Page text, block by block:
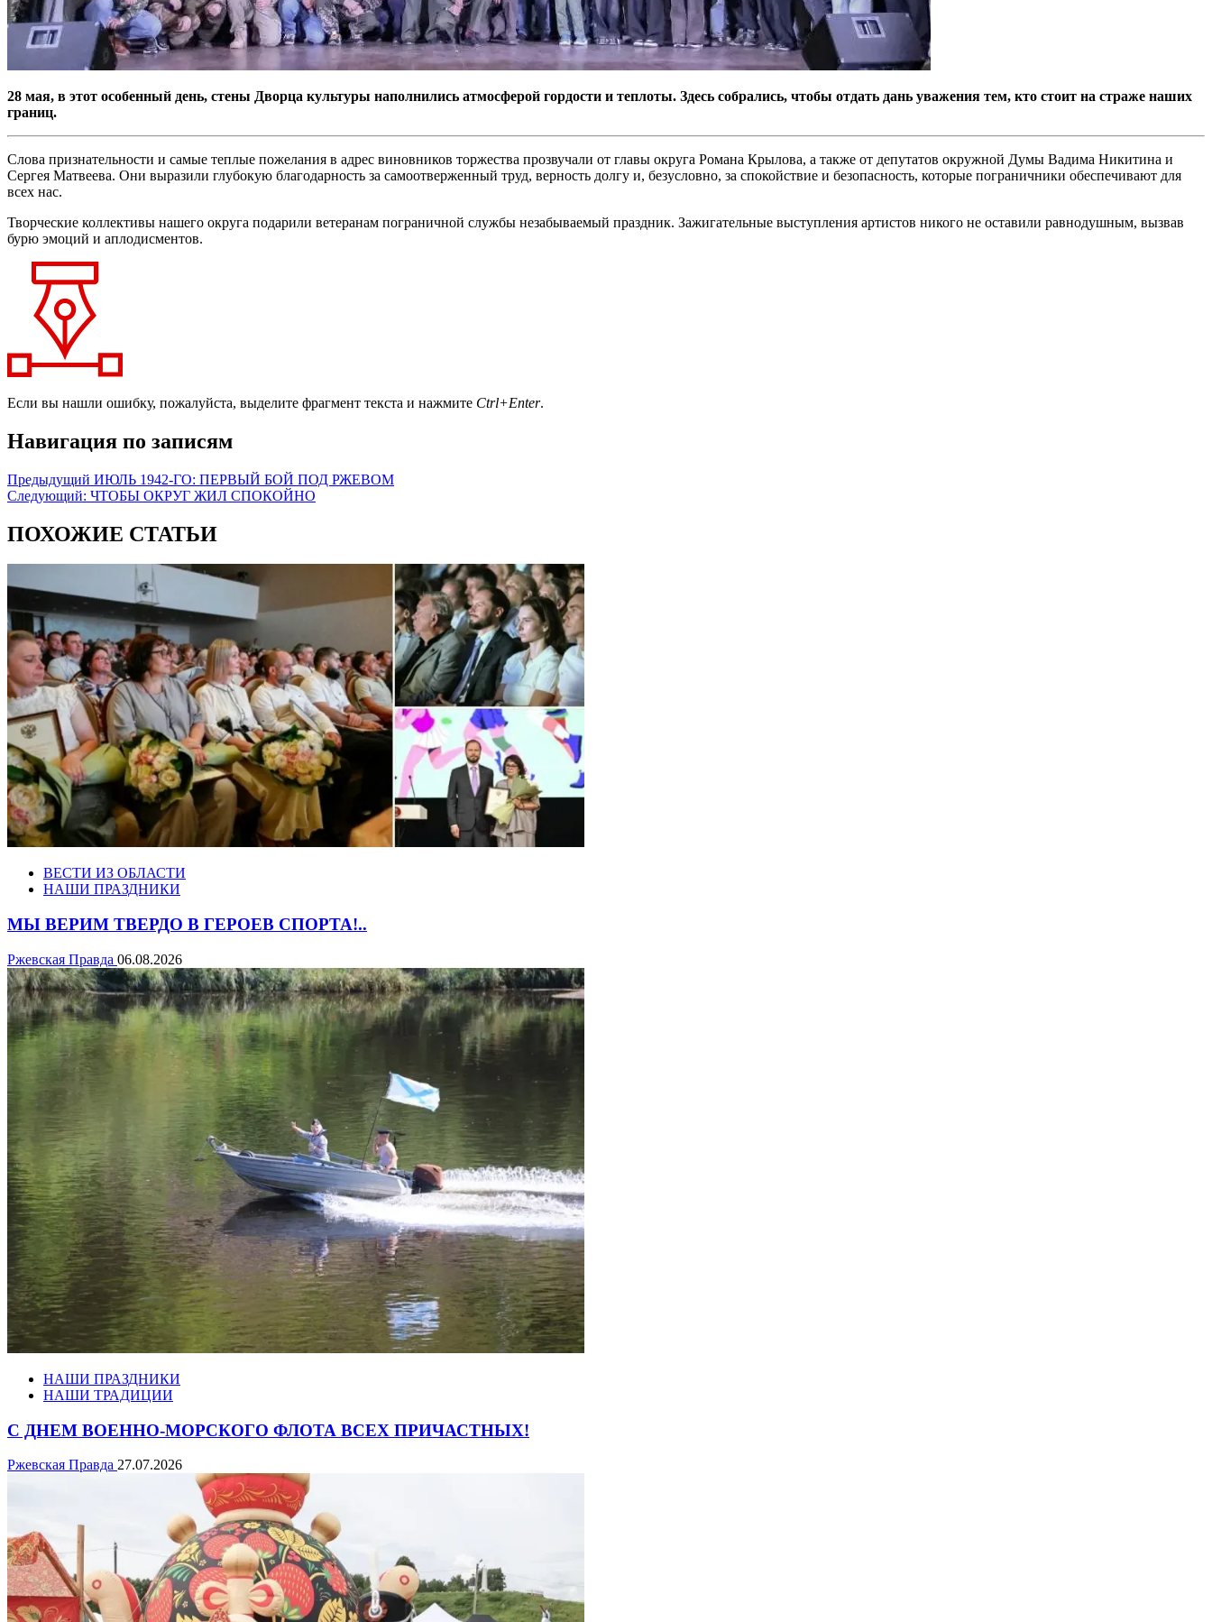
28 мая, в этот особенный день, стены Дворца культуры наполнились атмосферой гордости и теплоты. Здесь собрались, чтобы отдать дань уважения тем, кто стоит на страже наших
границ.
Слова признательности и самые теплые пожелания в адрес виновников торжества прозвучали от главы округа Романа Крылова, а также от депутатов окружной Думы Вадима Никитина и
Сергея Матвеева. Они выразили глубокую благодарность за самоотверженный труд, верность долгу и, безусловно, за спокойствие и безопасность, которые пограничники обеспечивают для
всех нас.
Творческие коллективы нашего округа подарили ветеранам пограничной службы незабываемый праздник. Зажигательные выступления артистов никого не оставили равнодушным, вызвав
бурю эмоций и аплодисментов.
Если вы нашли ошибку, пожалуйста, выделите фрагмент текста и нажмите Ctrl+Enter.
Навигация по записям
Предыдущий ИЮЛЬ 1942-ГО: ПЕРВЫЙ БОЙ ПОД РЖЕВОМ
Следующий: ЧТОБЫ ОКРУГ ЖИЛ СПОКОЙНО
ПОХОЖИЕ СТАТЬИ
ВЕСТИ ИЗ ОБЛАСТИ
НАШИ ПРАЗДНИКИ
МЫ ВЕРИМ ТВЕРДО В ГЕРОЕВ СПОРТА!..
Ржевская Правда 06.08.2026
НАШИ ПРАЗДНИКИ
НАШИ ТРАДИЦИИ
С ДНЕМ ВОЕННО-МОРСКОГО ФЛОТА ВСЕХ ПРИЧАСТНЫХ!
Ржевская Правда 27.07.2026